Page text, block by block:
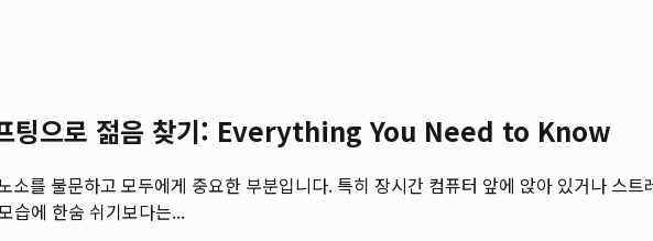
프팅으로 젊음 찾기: Everything You Need to Know
를 불문하고 모두에게 중요한 부분입니다. 특히 장시간 컴퓨터 앞에 앉아 있거나 스
습에 한숨 쉬기보다는...